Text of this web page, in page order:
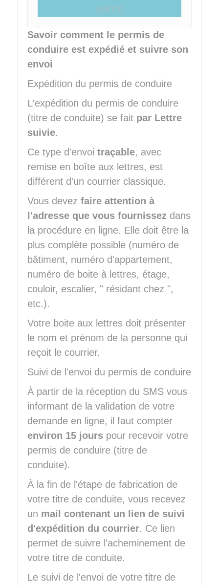
(ANTS)
Savoir comment le permis de
conduire est expédié et suivre son
envoi
Expédition du permis de conduire
L'expédition du permis de conduire
(titre de conduite) se fait par Lettre
suivie.
Ce type d'envoi traçable, avec
remise en boîte aux lettres, est
différent d'un courrier classique.
Vous devez faire attention à
l'adresse que vous fournissez dans
la procédure en ligne. Elle doit être la
plus complète possible (numéro de
bâtiment, numéro d'appartement,
numéro de boite à lettres, étage,
couloir, escalier, " résidant chez ",
etc.).
Votre boite aux lettres doit présenter
le nom et prénom de la personne qui
reçoit le courrier.
Suivi de l'envoi du permis de conduire
À partir de la réception du SMS vous
informant de la validation de votre
demande en ligne, il faut compter
environ 15 jours pour recevoir votre
permis de conduire (titre de
conduite).
À la fin de l'étape de fabrication de
votre titre de conduite, vous recevez
un mail contenant un lien de suivi
d'expédition du courrier. Ce lien
permet de suivre l'acheminement de
votre titre de conduite.
Le suivi de l'envoi de votre titre de